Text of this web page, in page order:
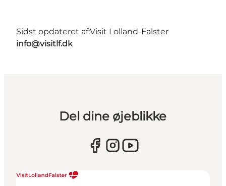
Sidst opdateret af:Visit Lolland-Falster
info@visitlf.dk
Del dine øjeblikke